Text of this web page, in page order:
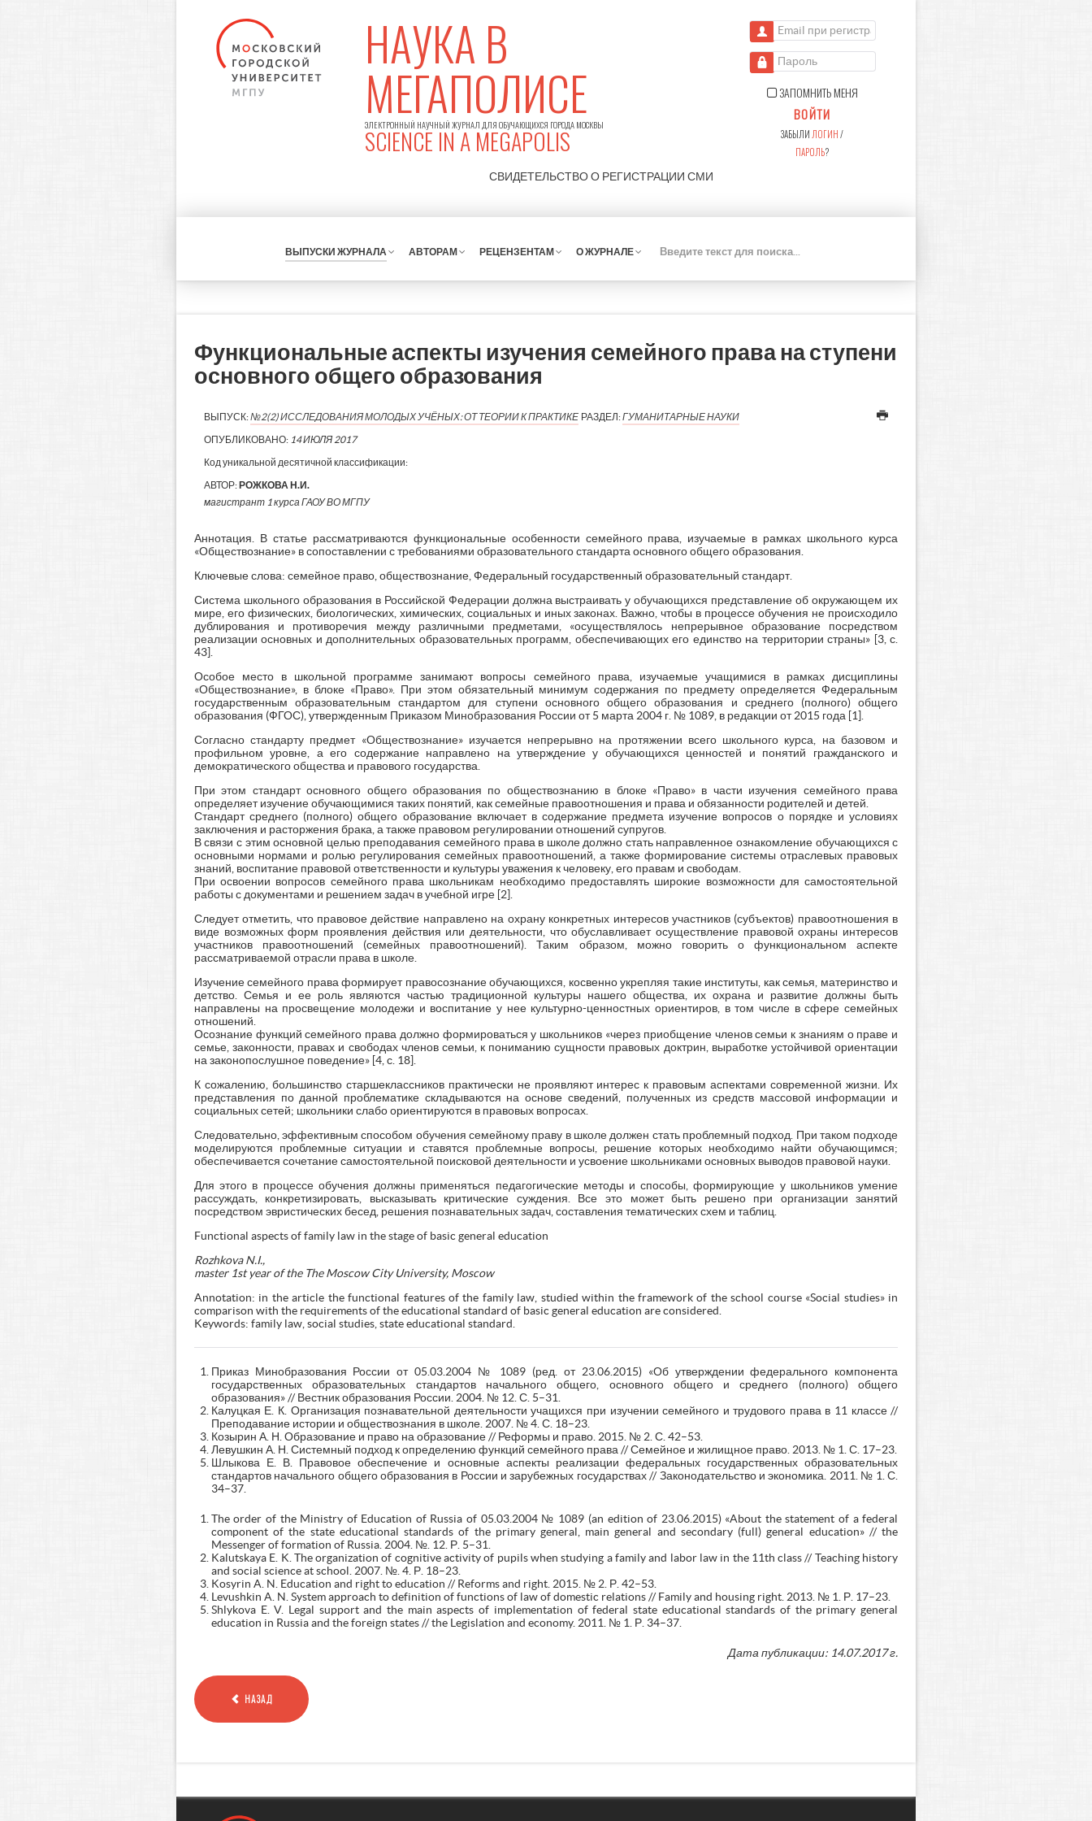
НАУКА В
МЕГАПОЛИСЕ
ЭЛЕКТРОННЫЙ НАУЧНЫЙ ЖУРНАЛ ДЛЯ ОБУЧАЮЩИХСЯ ГОРОДА МОСКВЫ
SCIENCE IN A MEGAPOLIS
СВИДЕТЕЛЬСТВО О РЕГИСТРАЦИИ СМИ
Email при регистрации
Пароль
ЗАПОМНИТЬ МЕНЯ
ВОЙТИ
ЗАБЫЛИ ЛОГИН/
ПАРОЛЬ?
ВЫПУСКИ ЖУРНАЛА АВТОРАМ РЕЦЕНЗЕНТАМ О ЖУРНАЛЕ
К
Функциональные аспекты изучения семейного права на ступени
основного общего образования
ВЫПУСК:№2(2) ИССЛЕДОВАНИЯ МОЛОДЫХ УЧЁНЫХ: ОТ ТЕОРИИ К ПРАКТИКЕ РАЗДЕЛ:ГУМАНИТАРНЫЕ НАУКИ
ОПУБЛИКОВАНО: 14 ИЮЛЯ 2017
Код уникальной десятичной классификации:
АВТОР: РОЖКОВА Н.И.
магистрант 1 курса ГАОУ ВО МГПУ
Аннотация. В статье рассматриваются функциональные особенности семейного права, изучаемые в рамках школьного курса
«Обществознание» в сопоставлении с требованиями образовательного стандарта основного общего образования.
Ключевые слова: семейное право, обществознание, Федеральный государственный образовательный стандарт.
Система школьного образования в Российской Федерации должна выстраивать у обучающихся представление об окружающем их
мире, его физических, биологических, химических, социальных и иных законах. Важно, чтобы в процессе обучения не происходило
дублирования и противоречия между различными предметами, «осуществлялось непрерывное образование посредством
реализации основных и дополнительных образовательных программ, обеспечивающих его единство на территории страны» [3, с.
43].
Особое место в школьной программе занимают вопросы семейного права, изучаемые учащимися в рамках дисциплины
«Обществознание», в блоке «Право». При этом обязательный минимум содержания по предмету определяется Федеральным
государственным образовательным стандартом для ступени основного общего образования и среднего (полного) общего
образования (ФГОС), утвержденным Приказом Минобразования России от 5 марта 2004 г. № 1089, в редакции от 2015 года [1].
Согласно стандарту предмет «Обществознание» изучается непрерывно на протяжении всего школьного курса, на базовом и
профильном уровне, а его содержание направлено на утверждение у обучающихся ценностей и понятий гражданского и
демократического общества и правового государства.
При этом стандарт основного общего образования по обществознанию в блоке «Право» в части изучения семейного права
определяет изучение обучающимися таких понятий, как семейные правоотношения и права и обязанности родителей и детей.
Стандарт среднего (полного) общего образование включает в содержание предмета изучение вопросов о порядке и условиях
заключения и расторжения брака, а также правовом регулировании отношений супругов.
В связи с этим основной целью преподавания семейного права в школе должно стать направленное ознакомление обучающихся с
основными нормами и ролью регулирования семейных правоотношений, а также формирование системы отраслевых правовых
знаний, воспитание правовой ответственности и культуры уважения к человеку, его правам и свободам.
При освоении вопросов семейного права школьникам необходимо предоставлять широкие возможности для самостоятельной
работы с документами и решением задач в учебной игре [2].
Следует отметить, что правовое действие направлено на охрану конкретных интересов участников (субъектов) правоотношения в
виде возможных форм проявления действия или деятельности, что обуславливает осуществление правовой охраны интересов
участников правоотношений (семейных правоотношений). Таким образом, можно говорить о функциональном аспекте
рассматриваемой отрасли права в школе.
Изучение семейного права формирует правосознание обучающихся, косвенно укрепляя такие институты, как семья, материнство и
детство. Семья и ее роль являются частью традиционной культуры нашего общества, их охрана и развитие должны быть
направлены на просвещение молодежи и воспитание у нее культурно-ценностных ориентиров, в том числе в сфере семейных
отношений.
Осознание функций семейного права должно формироваться у школьников «через приобщение членов семьи к знаниям о праве и
семье, законности, правах и свободах членов семьи, к пониманию сущности правовых доктрин, выработке устойчивой ориентации
на законопослушное поведение» [4, с. 18].
К сожалению, большинство старшеклассников практически не проявляют интерес к правовым аспектами современной жизни. Их
представления по данной проблематике складываются на основе сведений, полученных из средств массовой информации и
социальных сетей; школьники слабо ориентируются в правовых вопросах.
Следовательно, эффективным способом обучения семейному праву в школе должен стать проблемный подход. При таком подходе
моделируются проблемные ситуации и ставятся проблемные вопросы, решение которых необходимо найти обучающимся;
обеспечивается сочетание самостоятельной поисковой деятельности и усвоение школьниками основных выводов правовой науки.
Для этого в процессе обучения должны применяться педагогические методы и способы, формирующие у школьников умение
рассуждать, конкретизировать, высказывать критические суждения. Все это может быть решено при организации занятий
посредством эвристических бесед, решения познавательных задач, составления тематических схем и таблиц.
Functional aspects of family law in the stage of basic general education
Rozhkova N.I.,
master 1st year of the The Moscow City University, Moscow
Annotation: in the article the functional features of the family law, studied within the framework of the school course «Social studies» in
comparison with the requirements of the educational standard of basic general education are considered.
Keywords: family law, social studies, state educational standard.
Приказ Минобразования России от 05.03.2004 № 1089 (ред. от 23.06.2015) «Об утверждении федерального компонента
государственных образовательных стандартов начального общего, основного общего и среднего (полного) общего
образования» // Вестник образования России. 2004. № 12. С. 5–31.
Калуцкая Е. К. Организация познавательной деятельности учащихся при изучении семейного и трудового права в 11 классе //
Преподавание истории и обществознания в школе. 2007. № 4. С. 18–23.
Козырин А. Н. Образование и право на образование // Реформы и право. 2015. № 2. С. 42–53.
Левушкин А. Н. Системный подход к определению функций семейного права // Семейное и жилищное право. 2013. № 1. С. 17–23.
Шлыкова Е. В. Правовое обеспечение и основные аспекты реализации федеральных государственных образовательных
стандартов начального общего образования в России и зарубежных государствах // Законодательство и экономика. 2011. № 1. С.
34–37.
The order of the Ministry of Education of Russia of 05.03.2004 № 1089 (an edition of 23.06.2015) «About the statement of a federal
component of the state educational standards of the primary general, main general and secondary (full) general education» // the
Messenger of formation of Russia. 2004. №. 12. Р. 5–31.
Kalutskaya E. K. The organization of cognitive activity of pupils when studying a family and labor law in the 11th class // Teaching history
and social science at school. 2007. №. 4. Р. 18–23.
Kosyrin A. N. Education and right to education // Reforms and right. 2015. № 2. Р. 42–53.
Levushkin A. N. System approach to definition of functions of law of domestic relations // Family and housing right. 2013. № 1. Р. 17–23.
Shlykova E. V. Legal support and the main aspects of implementation of federal state educational standards of the primary general
education in Russia and the foreign states // the Legislation and economy. 2011. № 1. Р. 34–37.
Дата публикации: 14.07.2017 г.
НАЗАД